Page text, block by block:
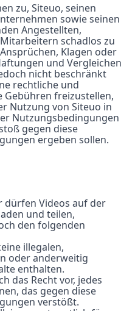
zu, Siteuo, seinen
sowie seinen
Angestellten,
schadlos zu
Klagen oder
und Vergleichen
nicht beschränkt
rechtliche und
Gebühren freizustellen,
Nutzung von Siteuo in
Nutzungsbedingungen
gegen diese
ergeben sollen.
dürfen Videos auf der
und teilen,
den folgenden
illegalen,
oder anderweitig
enthalten.
das Recht vor, jedes
das gegen diese
verstößt.